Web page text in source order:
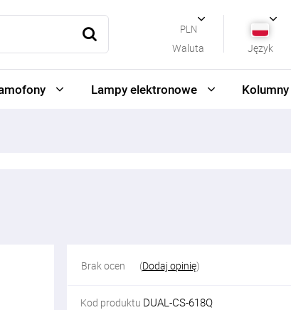
Waluta
PLN
Język
Lampy elektronowe Kolumny
Brak ocen (Dodaj opinię)
Kod produktu DUAL-CS-618Q